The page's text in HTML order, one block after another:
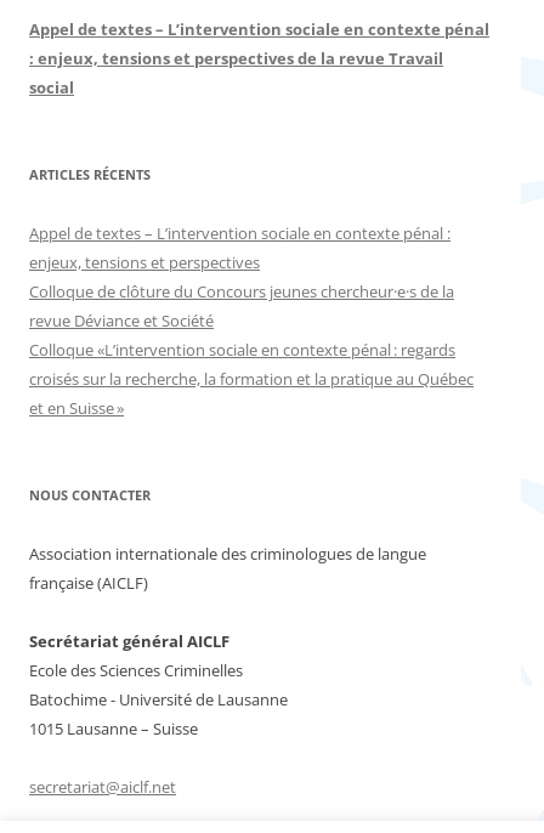
Appel de textes – L’intervention sociale en contexte pénal
: enjeux, tensions et perspectives de la revue Travail
social
ARTICLES RÉCENTS
Appel de textes – L’intervention sociale en contexte pénal :
enjeux, tensions et perspectives
Colloque de clôture du Concours jeunes chercheur·e·s de la
revue Déviance et Société
Colloque «L’intervention sociale en contexte pénal : regards
croisés sur la recherche, la formation et la pratique au Québec
et en Suisse »
NOUS CONTACTER
Association internationale des criminologues de langue
française (AICLF)
Secrétariat général AICLF
Ecole des Sciences Criminelles
Batochime - Université de Lausanne
1015 Lausanne – Suisse
secretariat@aiclf.net